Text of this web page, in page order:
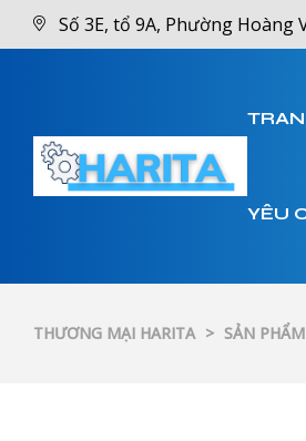
Số 3E, tổ 9A, Phường
YÊU
THƯƠNG MẠI HARITA > SẢN PHẨM